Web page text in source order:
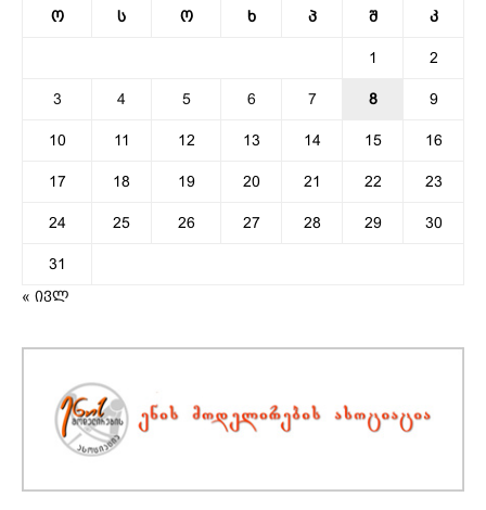
ო ს ო ხ პ შ კ
1 2
3 4 5 6 7 8 9
10 11 12 13 14 15 16
17 18 19 20 21 22 23
24 25 26 27 28 29 30
31
« ივლ